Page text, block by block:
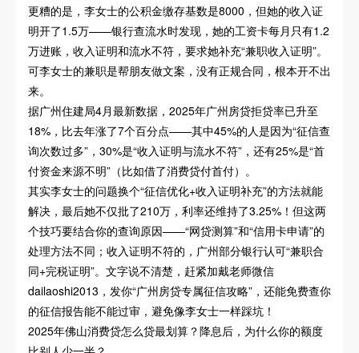
更糟的是，李女士的公积金缴存基数是8000，但她的收入证
明开了1.5万——银行查流水时发现，她的工资卡每月只有1.2
万进账，收入证明和流水不符，要求她补充“兼职收入证明”。
可李女士的兼职是帮朋友做文案，没有正规合同，根本开不出
来。
据广州住建局4月最新数据，2025年广州房贷拒贷率已升至
18%，比去年涨了7个百分点——其中45%的人是因为“征信查
询次数过多”，30%是“收入证明与流水不符”，还有25%是“首
付资金来源不明”（比如借了消费贷付首付）。
其实李女士的问题换个“征信优化+收入证明补充”的方法就能
解决，最后她不仅批了210万，利率还维持了3.25%！但这两
个技巧要结合你的查询原因——“网贷测算”和“信用卡申请”的
处理方法不同；收入证明不符的，广州部分银行认可“兼职合
同+完税证明”。文字说不清楚，赶紧加戴老师微信
dailaoshi2013，发你“广州房贷专属征信攻略”，还能免费查你
的征信报告能不能过审，避免像李女士一样踩坑！
2025年佛山消费贷怎么贷最划算？降息后，为什么你的额度